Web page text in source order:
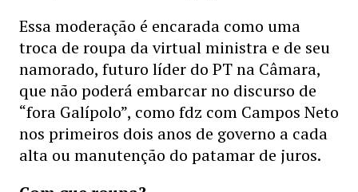
Essa moderação é encarada como uma
troca de roupa da virtual ministra e de seu
namorado, futuro líder do PT na Câmara,
que não poderá embarcar no discurso de
“fora Galípolo”, como fdz com Campos Neto
nos primeiros dois anos de governo a cada
alta ou manutenção do patamar de juros.